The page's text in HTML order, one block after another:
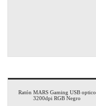
Ratón MARS Gaming USB optico
3200dpi RGB Negro